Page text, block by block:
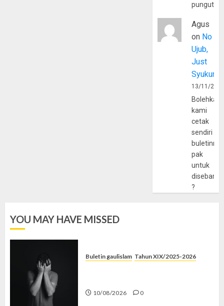
Agus
on No
Ujub,
Just
Syukur
13/11/
Bolehkah
kami
cetak
sendiri
pak
untuk
?
YOU MAY HAVE MISSED
Buletin gaulislam Tahun XIX/2025-2026
10/08/2026 0